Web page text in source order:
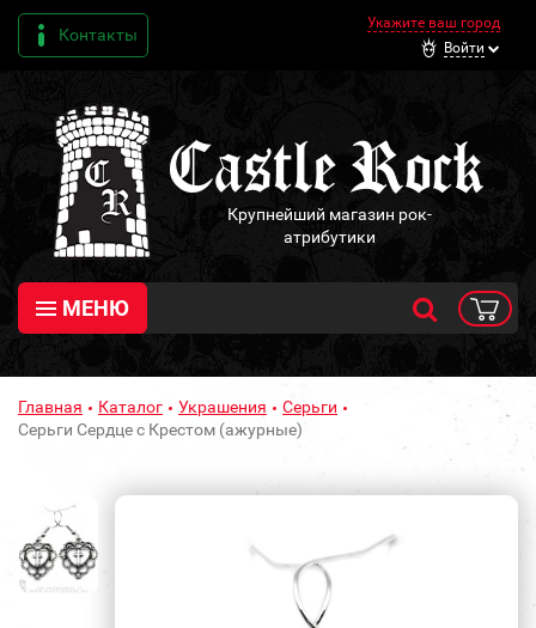
Контакты
Укажите ваш город
Войти
Крупнейший магазин рок-
атрибутики
МЕНЮ
Главная Каталог Украшения
Серьги
Серьги Сердце с Крестом (ажурные)